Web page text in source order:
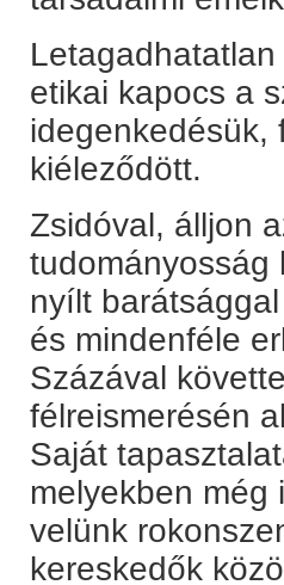
etikai kapocs a
idegenkedésük,
kiéleződött.
Zsidóval, álljon
tudományosság
nyílt
és mindenféle
Százával
félreismerésén
Saját
melyekben még
velünk
kereskedők